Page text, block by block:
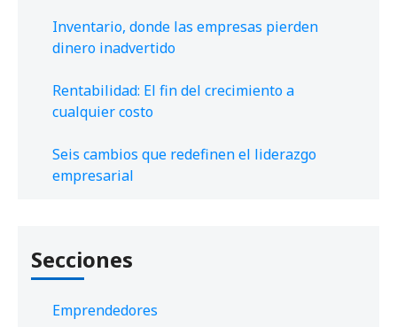
Inventario, donde las empresas pierden
dinero inadvertido
Rentabilidad: El fin del crecimiento a
cualquier costo
Seis cambios que redefinen el liderazgo
empresarial
Secciones
Emprendedores